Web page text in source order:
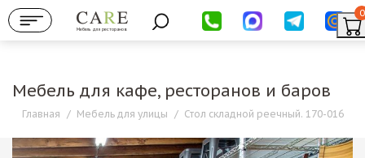
Мебель для ресторанов
0
Мебель для кафе, ресторанов и баров
Главная / Мебель для улицы / Стол складной реечный. 170-016